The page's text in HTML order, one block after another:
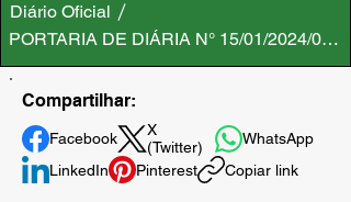
Diário Oficial
PORTARIA DE DIÁRIA N° 15/01/2024/002-
Compartilhar:
Facebook
X
(Twitter)
WhatsApp
LinkedIn
Pinterest Copiar link